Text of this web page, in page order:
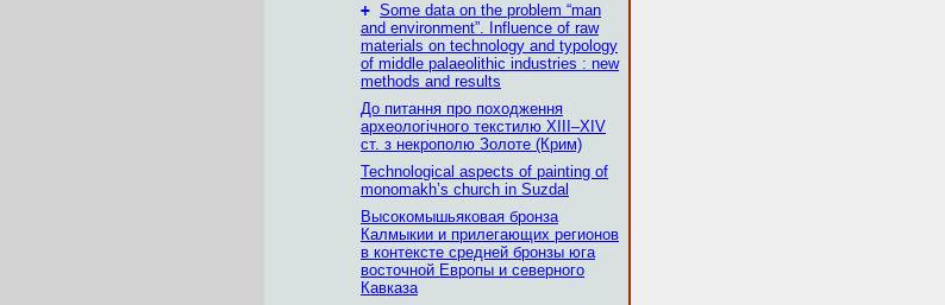
+ Some data on the problem “man
and environment”. Influence of raw
materials on technology and typology
of middle palaeolithic industries : new
methods and results
До питання про походження
археологічного текстилю XIII–XIV
ст. з некрополю Золоте (Крим)
Technological aspects of painting of
monomakh’s church in Suzdal
Высокомышьяковая бронза
Калмыкии и прилегающих регионов
в контексте средней бронзы юга
восточной Европы и северного
Кавказа